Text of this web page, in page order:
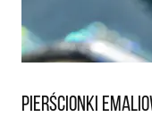
Pierścionki